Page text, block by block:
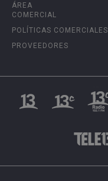
ÁREA
COMERCIAL
POLÍTICAS COMERCIALES
PROVEEDORES